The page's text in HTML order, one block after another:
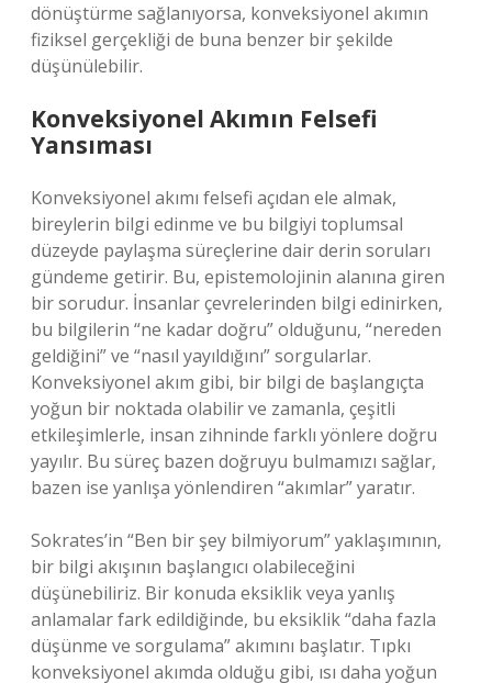
dönüştürme sağlanıyorsa, konveksiyonel akımın
fiziksel gerçekliği de buna benzer bir şekilde
düşünülebilir.
Konveksiyonel Akımın Felsefi
Yansıması
Konveksiyonel akımı felsefi açıdan ele almak,
bireylerin bilgi edinme ve bu bilgiyi toplumsal
düzeyde paylaşma süreçlerine dair derin soruları
gündeme getirir. Bu, epistemolojinin alanına giren
bir sorudur. İnsanlar çevrelerinden bilgi edinirken,
bu bilgilerin “ne kadar doğru” olduğunu, “nereden
geldiğini” ve “nasıl yayıldığını” sorgularlar.
Konveksiyonel akım gibi, bir bilgi de başlangıçta
yoğun bir noktada olabilir ve zamanla, çeşitli
etkileşimlerle, insan zihninde farklı yönlere doğru
yayılır. Bu süreç bazen doğruyu bulmamızı sağlar,
bazen ise yanlışa yönlendiren “akımlar” yaratır.
Sokrates’in “Ben bir şey bilmiyorum” yaklaşımının,
bir bilgi akışının başlangıcı olabileceğini
düşünebiliriz. Bir konuda eksiklik veya yanlış
anlamalar fark edildiğinde, bu eksiklik “daha fazla
düşünme ve sorgulama” akımını başlatır. Tıpkı
konveksiyonel akımda olduğu gibi, ısı daha yoğun